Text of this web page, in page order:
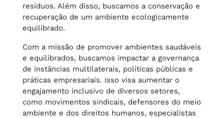
resíduos. Além disso, buscamos a conservação e
recuperação de um ambiente ecologicamente
equilibrado.
Com a missão de promover ambientes saudáveis
e equilibrados, buscamos impactar a governança
de instâncias multilaterais, políticas públicas e
práticas empresariais. Isso visa aumentar o
engajamento inclusivo de diversos setores,
como movimentos sindicais, defensores do meio
ambiente e dos direitos humanos, especialistas